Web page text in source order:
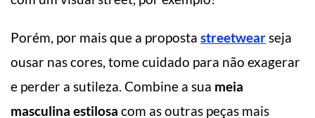
Porém, por mais que a proposta streetwearseja
ousar nas cores, tome cuidado para não exagerar
e perder a sutileza. Combine a sua meia
masculina estilosa com as outras peças mais